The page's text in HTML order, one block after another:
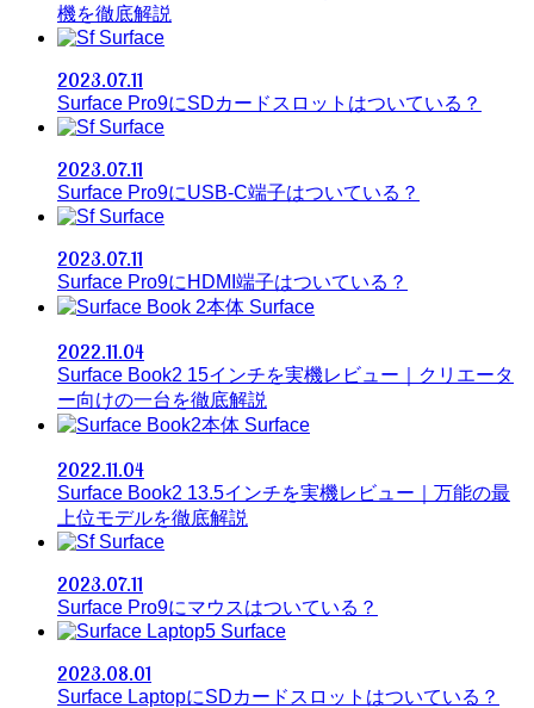
機を徹底解説
Surface
2023.07.11
Surface Pro9にSDカードスロットはついている？
Surface
2023.07.11
Surface Pro9にUSB-C端子はついている？
Surface
2023.07.11
Surface Pro9にHDMI端子はついている？
Surface
2022.11.04
Surface Book2 15インチを実機レビュー｜クリエータ
ー向けの一台を徹底解説
Surface
2022.11.04
Surface Book2 13.5インチを実機レビュー｜万能の最
上位モデルを徹底解説
Surface
2023.07.11
Surface Pro9にマウスはついている？
Surface
2023.08.01
Surface LaptopにSDカードスロットはついている？